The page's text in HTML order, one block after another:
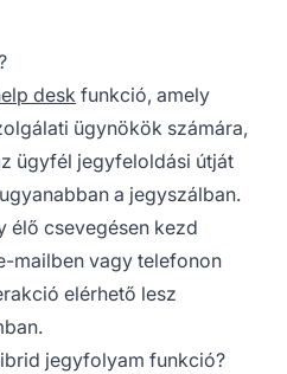
desk funkció, amely
ügynökök számára,
ügyfél jegyfeloldási útját
a jegyszálban.
élő csevegésen kezd
mailben vagy telefonon
elérhető lesz
jegyfolyam funkció?